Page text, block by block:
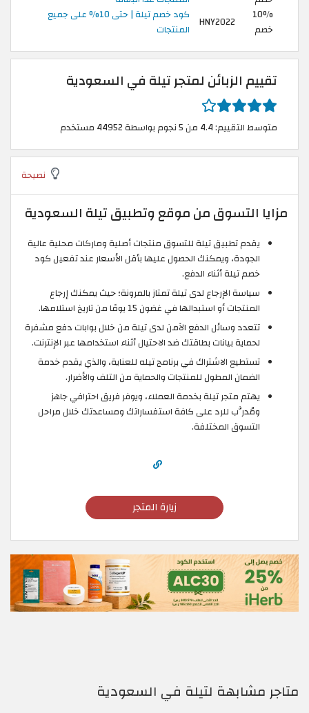
10%
خصم
HNY2022
كود خصم تيلة | حتى 10% على جميع
المنتجات
تقييم الزبائن لمتجر تيلة في السعودية
متوسط التقييم: 4.4 من 5 نجوم بواسطة 44952 مستخدم
نصيحة
مزايا التسوق من موقع وتطبيق تيلة السعودية
يقدم تطبيق تيلة للتسوق منتجات أصلية وماركات محلية عالية
الجودة، ويمكنك الحصول عليها بأقل الأسعار عند تفعيل كود
خصم تيلة أثناء الدفع.
سياسة الإرجاع لدى تيلة تمتاز بالمرونة؛ حيث يمكنك إرجاع
المنتجات أو استبدالها في غضون 15 يومًا من تاريخ استلامها.
تتعدد وسائل الدفع الآمن لدى تيلة من خلال بوابات دفع مشفرة
لحماية بيانات بطاقتك ضد الاحتيال أثناء استخدامها عبر الإنترنت.
تستطيع الاشتراك في برنامج تيله للعناية، والذي يقدم خدمة
الضمان المطول للمنتجات والحماية من التلف والأضرار.
يهتم متجر تيلة بخدمة العملاء، ويوفر فريق احترافي جاهز
ومُدرَّب للرد على كافة استفساراتك ومساعدتك خلال مراحل
التسوق المختلفة.
زيارة المتجر
متاجر مشابهة لتيلة في السعودية